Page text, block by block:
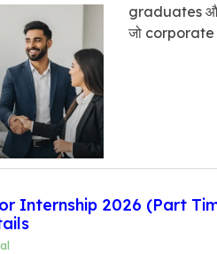
graduates
जो corporate
Internship 2026 (Part